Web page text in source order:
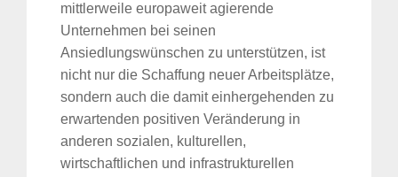
mittlerweile europaweit agierende
Unternehmen bei seinen
Ansiedlungswünschen zu unterstützen, ist
nicht nur die Schaffung neuer Arbeitsplätze,
sondern auch die damit einhergehenden zu
erwartenden positiven Veränderung in
anderen sozialen, kulturellen,
wirtschaftlichen und infrastrukturellen